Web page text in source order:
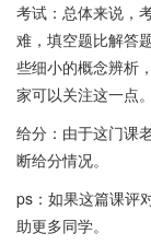
考试：总体来说，
难，填空题比解答
些细小的概念辨析
家可以关注这一点。
给分：由于这门课
断给分情况。
ps：如果这篇课评
助更多同学。